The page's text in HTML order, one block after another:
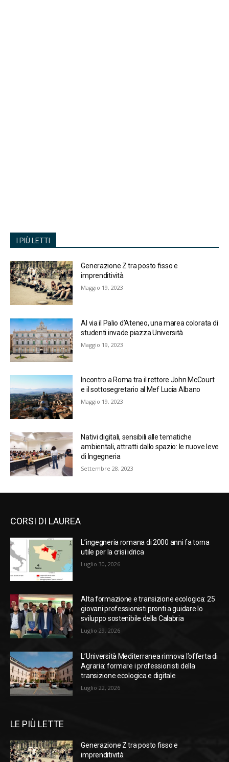
I PIÙ LETTI
Generazione Z tra posto fisso e
imprenditività
Maggio 19, 2023
Al via il Palio d’Ateneo, una marea colorata di
studenti invade piazza Università
Maggio 19, 2023
Incontro a Roma tra il rettore John McCourt
e il sottosegretario al Mef Lucia Albano
Maggio 19, 2023
Nativi digitali, sensibili alle tematiche
ambientali, attratti dallo spazio: le nuove leve
di Ingegneria
Settembre 28, 2023
CORSI DI LAUREA
L’ingegneria romana di 2000 anni fa torna
utile per la crisi idrica
Luglio 30, 2026
Alta formazione e transizione ecologica: 25
giovani professionisti pronti a guidare lo
sviluppo sostenibile della Calabria
Luglio 29, 2026
L’Università Mediterranea rinnova l’offerta di
Agraria: formare i professionisti della
transizione ecologica e digitale
Luglio 22, 2026
LE PIÙ LETTE
Generazione Z tra posto fisso e
imprenditività